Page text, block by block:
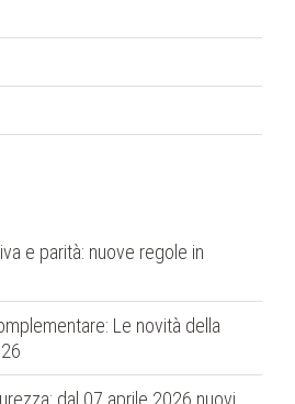
e parità: nuove regole in
Le novità della
dal 07 aprile 2026 nuovi